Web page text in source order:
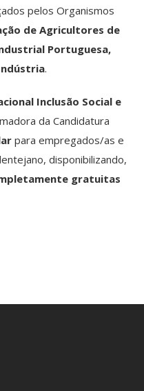
pelos Organismos
de Agricultores de
Portuguesa,
.
Inclusão Social e
da Candidatura
para empregados/as e
disponibilizando,
gratuitas